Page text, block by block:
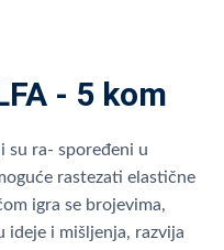
- 5 kom
su ra- spoređeni u
rastezati elastične
igra se brojevima,
i mišljenja, razvija